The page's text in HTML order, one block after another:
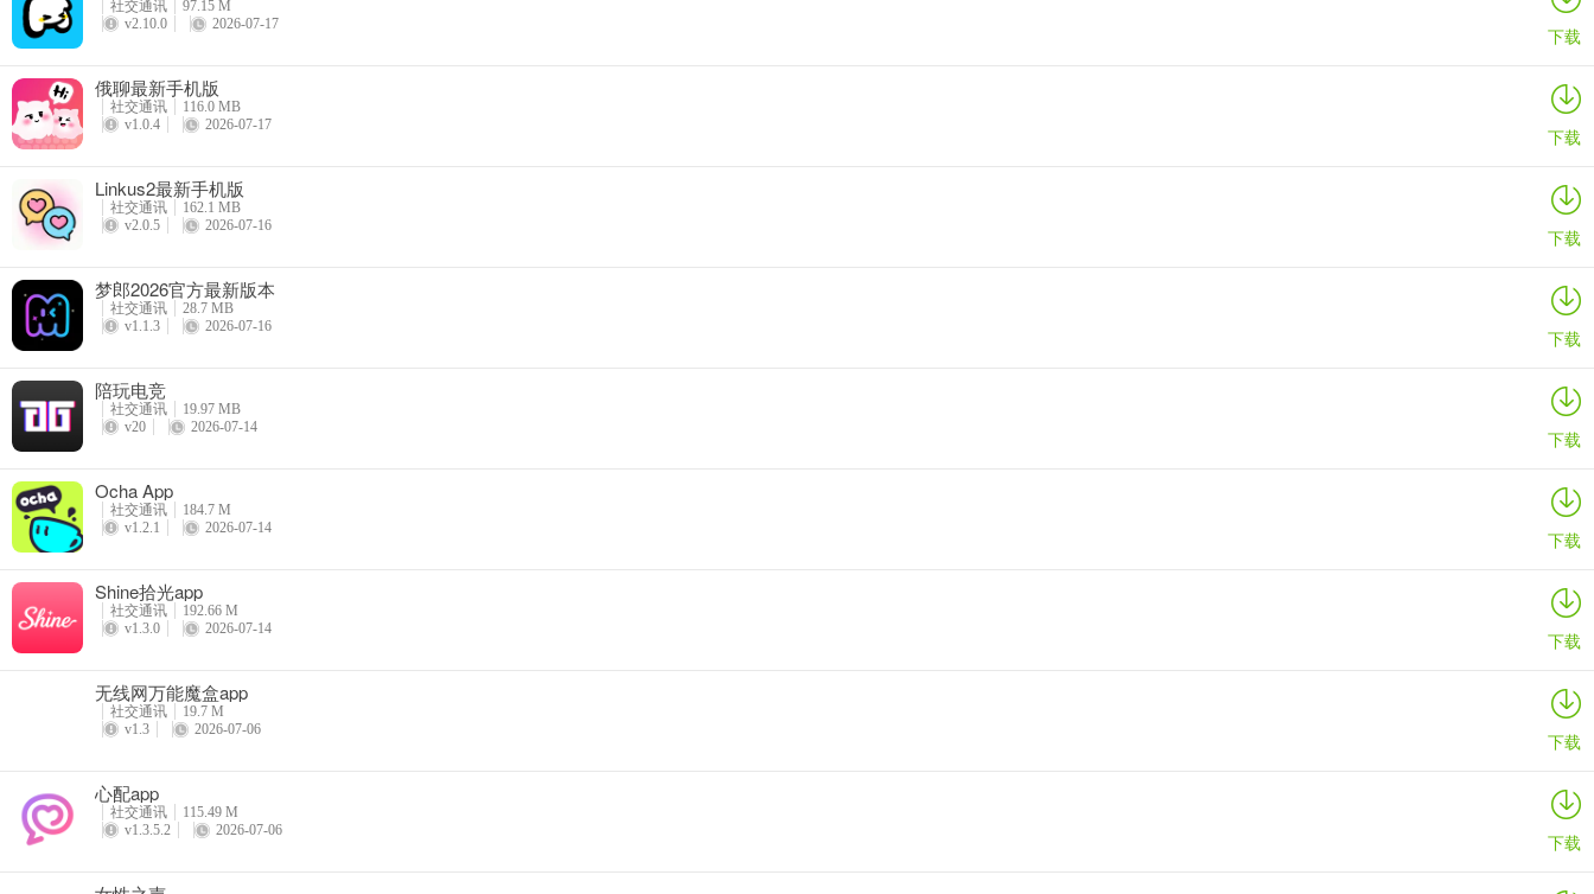
社交通讯
97.15 M
v2.10.0
2026-07-17 下载
俄聊最新手机版
社交通讯
116.0 MB
v1.0.4
2026-07-17 下载
Linkus2最新手机版
社交通讯
162.1 MB
v2.0.5
2026-07-16 下载
梦郎2026官方最新版本
社交通讯
28.7 MB
v1.1.3
2026-07-16 下载
陪玩电竞
社交通讯
19.97 MB
v20
2026-07-14 下载
Ocha App
社交通讯
184.7 M
v1.2.1
2026-07-14 下载
Shine拾光app
社交通讯
192.66 M
v1.3.0
2026-07-14 下载
无线网万能魔盒app
社交通讯
19.7 M
v1.3
2026-07-06 下载
心配app
社交通讯
115.49 M
v1.3.5.2
2026-07-06 下载